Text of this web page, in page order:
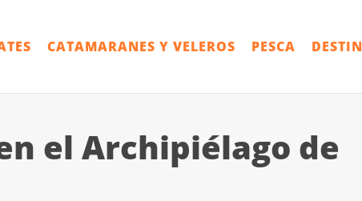
CATAMARANES Y VELEROS PESCA
el Archipiélago de